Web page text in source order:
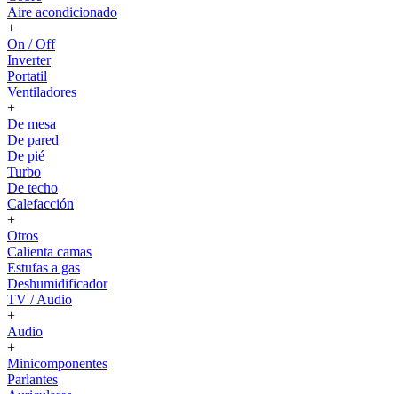
Aire acondicionado
+
On / Off
Inverter
Portatil
Ventiladores
+
De mesa
De pared
De pié
Turbo
De techo
Calefacción
+
Otros
Calienta camas
Estufas a gas
Deshumidificador
TV / Audio
+
Audio
+
Minicomponentes
Parlantes